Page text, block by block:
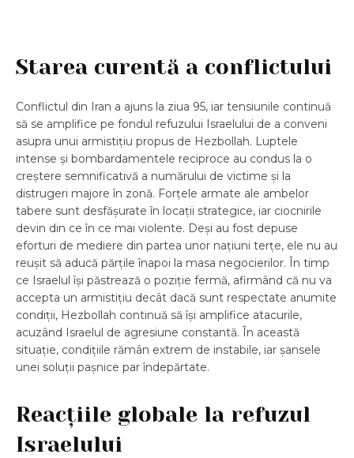
Starea curentă a conflictului
Conflictul din Iran a ajuns la ziua 95, iar tensiunile continuă
să se amplifice pe fondul refuzului Israelului de a conveni
asupra unui armistițiu propus de Hezbollah. Luptele
intense și bombardamentele reciproce au condus la o
creștere semnificativă a numărului de victime și la
distrugeri majore în zonă. Forțele armate ale ambelor
tabere sunt desfășurate în locații strategice, iar ciocnirile
devin din ce în ce mai violente. Deși au fost depuse
eforturi de mediere din partea unor națiuni terțe, ele nu au
reușit să aducă părțile înapoi la masa negocierilor. În timp
ce Israelul își păstrează o poziție fermă, afirmând că nu va
accepta un armistițiu decât dacă sunt respectate anumite
condiții, Hezbollah continuă să își amplifice atacurile,
acuzând Israelul de agresiune constantă. În această
situație, condițiile rămân extrem de instabile, iar șansele
unei soluții pașnice par îndepărtate.
Reacțiile globale la refuzul
Israelului